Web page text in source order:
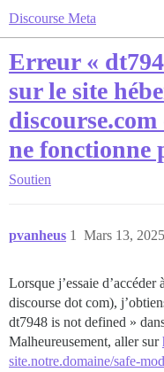
Discourse Meta
Erreur «
sur le site
discourse.com
ne fonctionne
Soutien
pvanheus Mars 13,
1
Lorsque j’essaie
discourse dot com),
dt7948 is not defined »
Malheureusement, aller sur
site.notre.domaine/safe-